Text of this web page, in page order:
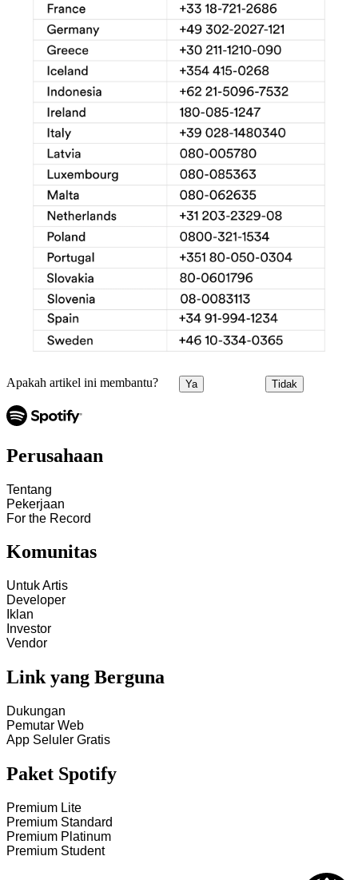
Apakah artikel ini membantu? Ya Tidak
Perusahaan
Tentang
Pekerjaan
For the Record
Komunitas
Untuk Artis
Developer
Iklan
Investor
Vendor
Link yang Berguna
Dukungan
Pemutar Web
App Seluler Gratis
Paket Spotify
Premium Lite
Premium Standard
Premium Platinum
Premium Student